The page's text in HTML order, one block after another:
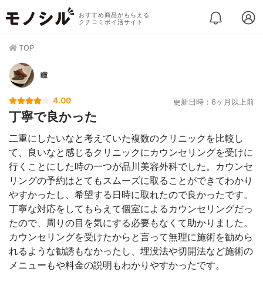
おすすめ商品がもらえる
クチコミポイ活サイト
TOP
瞳
4.00 更新日時：6ヶ月以上前
丁寧で良かった
二重にしたいなと考えていた複数のクリニックを比較し
て、良いなと感じるクリニックにカウンセリングを受けに
行くことにした時の一つが品川美容外科でした。カウンセ
リングの予約はとてもスムーズに取ることができてわかり
やすかったし、希望する日時に取れたので良かったです。
丁寧な対応をしてもらえて個室によるカウンセリングだっ
たので、周りの目を気にする必要もなくて助かりました。
カウンセリングを受けたからと言って無理に施術を勧めら
れるような勧誘もなかったし、埋没法や切開法など施術の
メニューもや料金の説明もわかりやすかったです。